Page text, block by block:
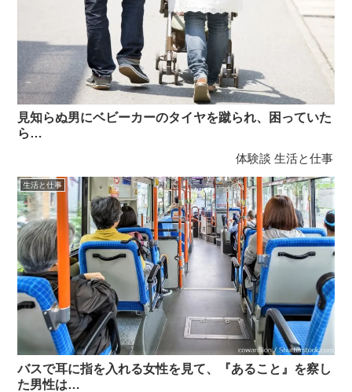
見知らぬ男にベビーカーのタイヤを蹴られ、困っていた
ら…
体験談 生活と仕事
生活と仕事
バスで耳に指を入れる女性を見て、『あること』を察し
た男性は…